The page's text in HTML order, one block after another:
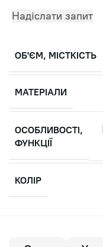
Надіслати запит
ОБ'ЄМ, МІСТКІСТЬ
МАТЕРІАЛИ
ОСОБЛИВОСТІ,
ФУНКЦІЇ
КОЛІР